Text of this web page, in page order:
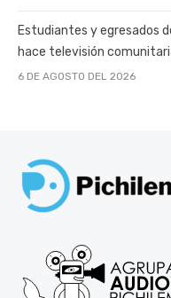
Estudiantes y egresados
hace televisión
6 DE AGOSTO DEL 2026